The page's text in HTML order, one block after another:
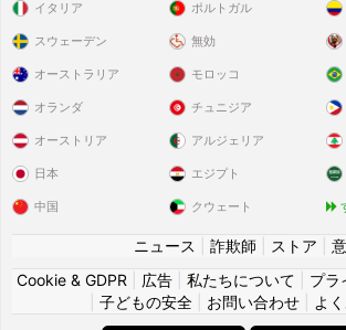
イタリア
スウェーデン
ポルトガル
無効
オーストラリア
オランダ
オーストリア
日本
中国
モロッコ
チュニジア
アルジェリア
エジプト
クウェート
ニュース 詐欺師 ストア
Cookie & GDPR
広告 私たちについて プラ
子どもの安全| お問い合わせ| よ